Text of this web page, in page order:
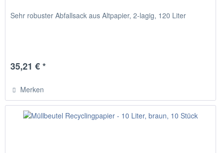
Sehr robuster Abfallsack aus Altpapier, 2-lagig, 120 Liter
35,21 € *
Merken